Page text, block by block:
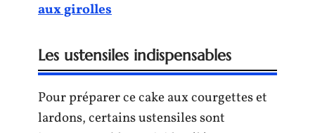
aux girolles
Les ustensiles indispensables
Pour préparer ce cake aux courgettes et
lardons, certains ustensiles sont